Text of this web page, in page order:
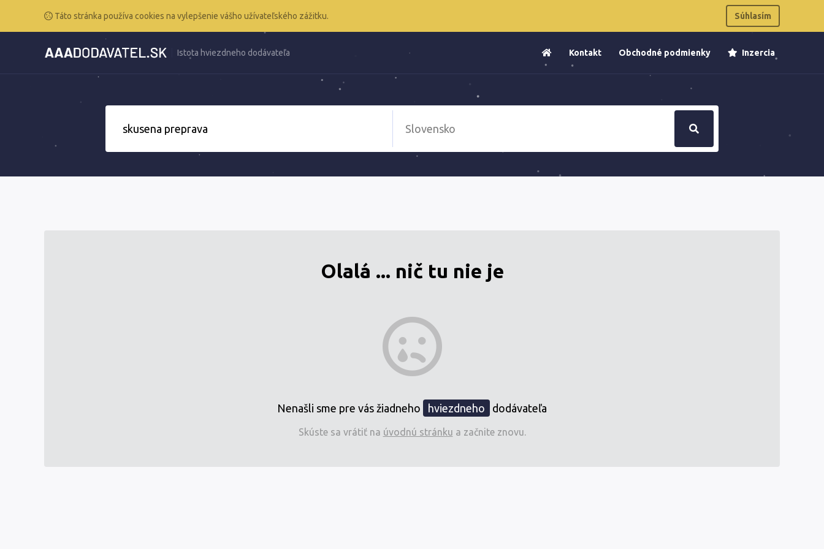
Táto stránka používa cookies na vylepšenie vášho užívateľského zážitku. Súhlasím
Istota hviezdneho dodávateľa Kontakt Obchodné podmienky Inzercia
Olalá ... nič tu nie je
Nenašli sme pre vás žiadneho hviezdneho dodávateľa
Skúste sa vrátiť na úvodnú stránku a začnite znovu.